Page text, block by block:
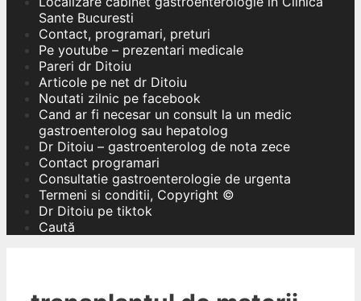
Sante Bucuresti
Contact, programari, preturi
Pe youtube – prezentari medicale
Pareri dr Ditoiu
Articole pe net dr Ditoiu
Noutati zilnic pe facebook
Cand ar fi necesar un consult la un medic
gastroenterolog sau hepatolog
Dr Ditoiu – gastroenterolog de nota zece
Contact programari
Consultatie gastroenterologie de urgenta
Termeni si conditii, Copyright ©
Dr Ditoiu pe tiktok
Caută